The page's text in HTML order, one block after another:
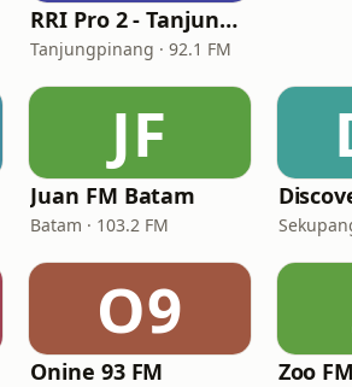
RRI Pro 2 - Tanjungpinang
Tanjungpinang · 92.1 FM
JF
Juan FM Batam
Batam · 103.2 FM
O9
Onine 93 FM Zoo FM